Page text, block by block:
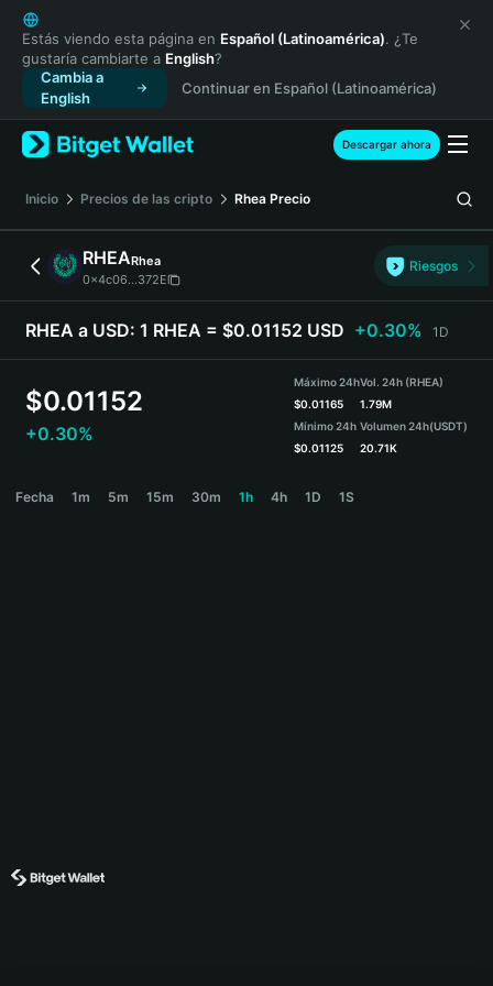
English
日本語
Tiếng Việt
Русский
Español (Latinoamérica)
Türkçe
Français
Deutsch
简体中文
繁體中文
Português (Portugal)
Bahasa Indonesia
ภาษาไทย
Español
Español (Argentina)
Estás viendo esta página en Español (Latinoamérica). ¿Te
gustaría cambiarte a English?
Cambia a
English
Continuar en Español (Latinoamérica)
Descargar ahora
Inicio Precios de las cripto Rhea Precio
RHEARhea
0x4c06...372E
Riesgos
RHEA a USD: 1 RHEA = $0.01152 USD +0.30% 1D
$0.01152
+0.30%
Máximo 24h
$0.01165
Mínimo 24h
$0.01125
Vol. 24h (RHEA)
1.79M
Volumen 24h(USDT)
20.71K
Fecha 1m 5m 15m 30m 1h 4h 1D 1S